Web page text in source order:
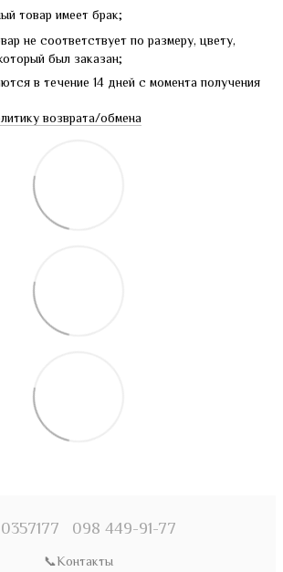
товар имеет брак;
не соответствует по размеру, цвету,
был заказан;
в течение 14 дней с момента получения
возврата/обмена
098 449-91-77
📞Контакты